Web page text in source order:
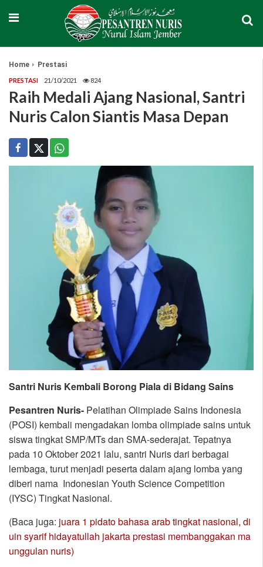
Home Prestasi
PRESTASI 21/10/2021 824
Raih Medali Ajang Nasional, Santri
Nuris Calon Siantis Masa Depan
Santri Nuris Kembali Borong Piala di Bidang Sains
Pesantren Nuris- Pelatihan Olimpiade Sains Indonesia
(POSI) kembali mengadakan lomba olimpiade sains untuk
siswa tingkat SMP/MTs dan SMA-sederajat. Tepatnya
pada 10 Oktober 2021 lalu, santri Nuris dari berbagai
lembaga, turut menjadi peserta dalam ajang lomba yang
diberi nama Indonesian Youth Science Competition
(IYSC) Tingkat Nasional.
(Baca juga: juara 1 pidato bahasa arab tingkat nasional, di
uin syarif hidayatullah jakarta prestasi membanggakan ma
unggulan nuris)